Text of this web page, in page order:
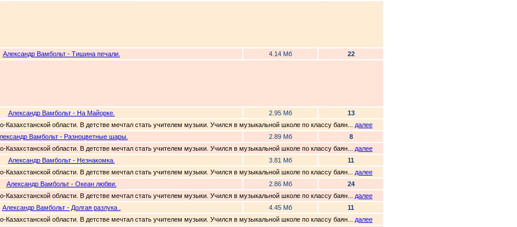
Александр Вамбольт - Тишина печали. 4.14 Мб
22
Александр Вамбольт - На Майорке. 2.95 Мб
13
Казахстанской области. В детстве мечтал стать учителем музыки. Учился в музыкальной школе по классу баян... далее
Вамбольт - Разноцветные шары. 2.89 Мб
8
Казахстанской области. В детстве мечтал стать учителем музыки. Учился в музыкальной школе по классу баян... далее
Александр Вамбольт - Незнакомка. 3.81 Мб
11
Казахстанской области. В детстве мечтал стать учителем музыки. Учился в музыкальной школе по классу баян... далее
Александр Вамбольт - Океан любви. 2.86 Мб
24
Казахстанской области. В детстве мечтал стать учителем музыки. Учился в музыкальной школе по классу баян... далее
Александр Вамбольт - Долгая разлука . 4.45 Мб
11
Казахстанской области. В детстве мечтал стать учителем музыки. Учился в музыкальной школе по классу баян... далее